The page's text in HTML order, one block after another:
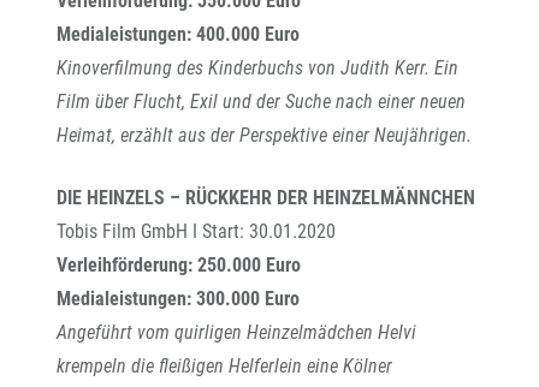
Medialeistungen: 400.000 Euro
Kinoverfilmung des Kinderbuchs von Judith Kerr. Ein
Film über Flucht, Exil und der Suche nach einer neuen
Heimat, erzählt aus der Perspektive einer Neujährigen.
DIE HEINZELS – RÜCKKEHR DER HEINZELMÄNNCHEN
Tobis Film GmbH I Start: 30.01.2020
Verleihförderung: 250.000 Euro
Medialeistungen: 300.000 Euro
Angeführt vom quirligen Heinzelmädchen Helvi
krempeln die fleißigen Helferlein eine Kölner